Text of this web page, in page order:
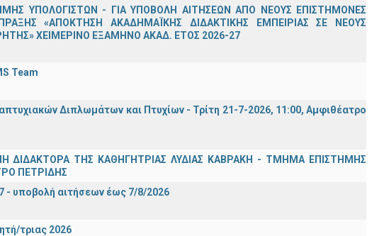
ΥΠΟΛΟΓΙΣΤΩΝ - ΓΙΑ ΥΠΟΒΟΛΗ ΑΙΤΗΣΕΩΝ ΑΠΟ ΝΕΟΥΣ ΕΠΙΣΤΗΜΟΝΕΣ
«ΑΠΟΚΤΗΣΗ ΑΚΑΔΗΜΑΪΚΗΣ ΔΙΔΑΚΤΙΚΗΣ ΕΜΠΕΙΡΙΑΣ ΣΕ ΝΕΟΥΣ
ΧΕΙΜΕΡΙΝΟ ΕΞΑΜΗΝΟ ΑΚΑΔ. ΕΤΟΣ 2026-27
Team
Διπλωμάτων και Πτυχίων - Τρίτη 21-7-2026, 11:00, Αμφιθέατρο
ΔΙΔΑΚΤΟΡΑ ΤΗΣ ΚΑΘΗΓΗΤΡΙΑΣ ΛΥΔΙΑΣ ΚΑΒΡΑΚΗ - ΤΜΗΜΑ ΕΠΙΣΤΗΜΗΣ
ΠΕΤΡΙΔΗΣ
- υποβολή αιτήσεων έως 7/8/2026
τριας 2026